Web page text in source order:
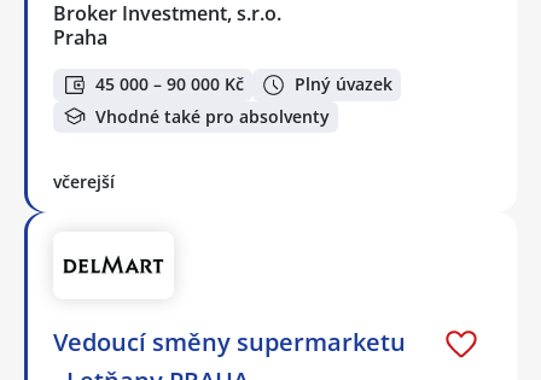
Broker Investment, s.r.o.
Praha
45 000 – 90 000 Kč
Plný úvazek
Vhodné také pro absolventy
včerejší
Vedoucí směny supermarketu